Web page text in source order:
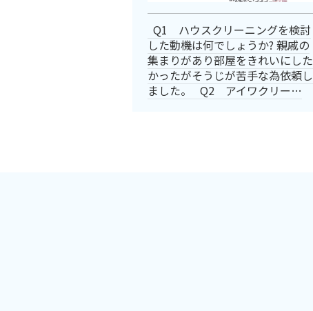
Q1 ハウスクリーニングを検討
した動機は何でしょうか? 親戚の
集まりがあり部屋をきれいにした
かったがそうじが苦手な為依頼し
ました。 Q2 アイワクリー…